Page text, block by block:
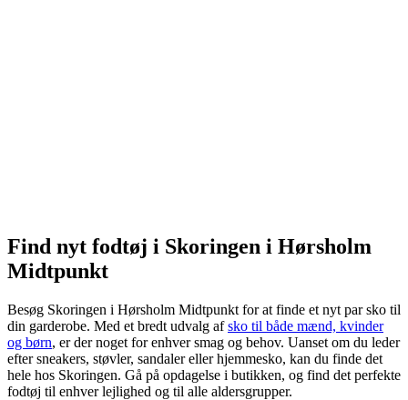
Find nyt fodtøj i Skoringen i Hørsholm
Midtpunkt
Besøg Skoringen i Hørsholm Midtpunkt for at finde et nyt par sko til
din garderobe. Med et bredt udvalg afsko til både mænd, kvinder
og børn, er der noget for enhver smag og behov. Uanset om du leder
efter sneakers, støvler, sandaler eller hjemmesko, kan du finde det
hele hos Skoringen. Gå på opdagelse i butikken, og find det perfekte
fodtøj til enhver lejlighed og til alle aldersgrupper.